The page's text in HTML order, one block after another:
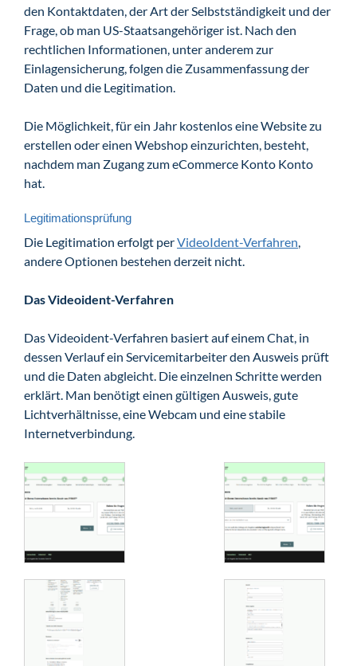
den Kontaktdaten, der Art der Selbstständigkeit und der
Frage, ob man US-Staatsangehöriger ist. Nach den
rechtlichen Informationen, unter anderem zur
Einlagensicherung, folgen die Zusammenfassung der
Daten und die Legitimation.
Die Möglichkeit, für ein Jahr kostenlos eine Website zu
erstellen oder einen Webshop einzurichten, besteht,
nachdem man Zugang zum eCommerce Konto Konto
hat.
Legitimationsprüfung
Die Legitimation erfolgt perVideoIdent-Verfahren,
andere Optionen bestehen derzeit nicht.
Das Videoident-Verfahren
Das Videoident-Verfahren basiert auf einem Chat, in
dessen Verlauf ein Servicemitarbeiter den Ausweis prüft
und die Daten abgleicht. Die einzelnen Schritte werden
erklärt. Man benötigt einen gültigen Ausweis, gute
Lichtverhältnisse, eine Webcam und eine stabile
Internetverbindung.